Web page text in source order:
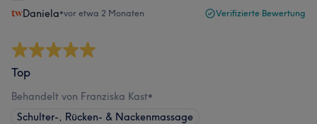
Daniela•vor etwa 2 Monaten Verifizierte Bewertung
Top
Behandelt von Franziska Kast•
Schulter-, Rücken- & Nackenmassage